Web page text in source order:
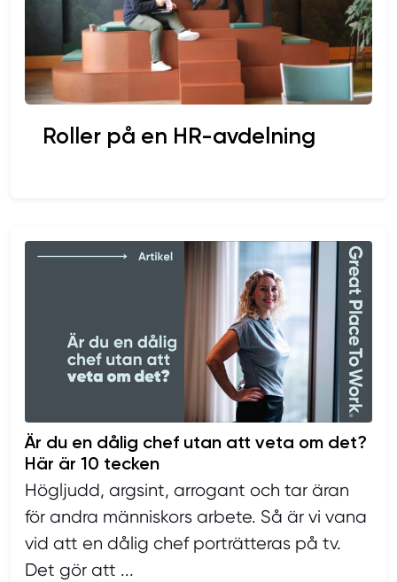
Roller på en HR-avdelning
Är du en dålig chef utan att veta om det?
Här är 10 tecken
Högljudd, argsint, arrogant och tar äran
för andra människors arbete. Så är vi vana
vid att en dålig chef porträtteras på tv.
Det gör att ...